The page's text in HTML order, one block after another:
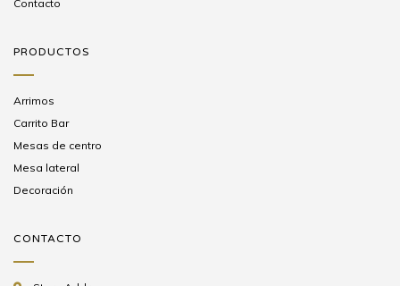
Contacto
PRODUCTOS
Arrimos
Carrito Bar
Mesas de centro
Mesa lateral
Decoración
CONTACTO